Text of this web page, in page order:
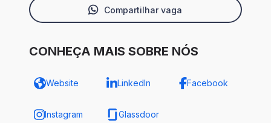
Compartilhar vaga
CONHEÇA MAIS SOBRE NÓS
Website LinkedIn Facebook
Instagram Glassdoor